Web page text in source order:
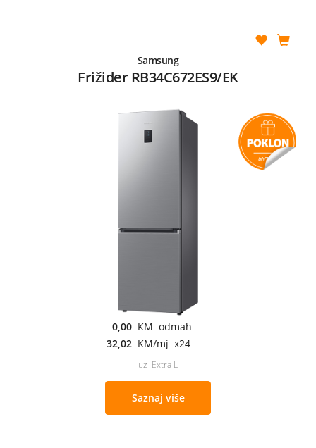
Samsung
Frižider RB34C672ES9/EK
0,00 KM odmah
32,02 KM/mj x24
uz Extra L
Saznaj više